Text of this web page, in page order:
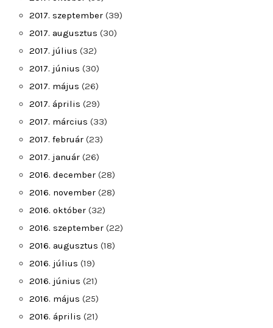
2017. szeptember (39)
2017. augusztus (30)
2017. július (32)
2017. június (30)
2017. május (26)
2017. április (29)
2017. március (33)
2017. február (23)
2017. január (26)
2016. december (28)
2016. november (28)
2016. október (32)
2016. szeptember (22)
2016. augusztus (18)
2016. július (19)
2016. június (21)
2016. május (25)
2016. április (21)